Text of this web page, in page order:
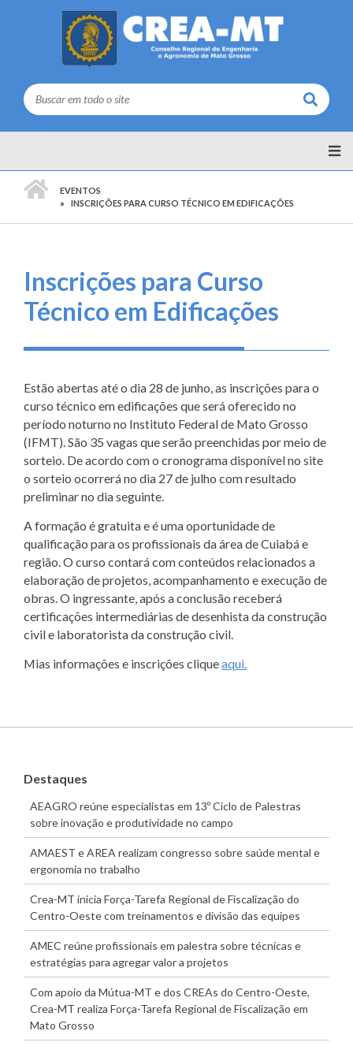
Buscar
EVENTOS
INSCRIÇÕES PARA CURSO TÉCNICO EM EDIFICAÇÕES
Inscrições para Curso
Técnico em Edificações
Estão abertas até o dia 28 de junho, as inscrições para o
curso técnico em edificações que será oferecido no
período noturno no Instituto Federal de Mato Grosso
(IFMT). São 35 vagas que serão preenchidas por meio de
sorteio. De acordo com o cronograma disponível no site
o sorteio ocorrerá no dia 27 de julho com resultado
preliminar no dia seguinte.
A formação é gratuita e é uma oportunidade de
qualificação para os profissionais da área de Cuiabá e
região. O curso contará com conteúdos relacionados a
elaboração de projetos, acompanhamento e execução de
obras. O ingressante, após a conclusão receberá
certificações intermediárias de desenhista da construção
civil e laboratorista da construção civil.
Mias informações e inscrições cliqueaqui.
Destaques
AEAGRO reúne especialistas em 13º Ciclo de Palestras
sobre inovação e produtividade no campo
AMAEST e AREA realizam congresso sobre saúde mental e
ergonomia no trabalho
Crea-MT inicia Força-Tarefa Regional de Fiscalização do
Centro-Oeste com treinamentos e divisão das equipes
AMEC reúne profissionais em palestra sobre técnicas e
estratégias para agregar valor a projetos
Com apoio da Mútua-MT e dos CREAs do Centro-Oeste,
Crea-MT realiza Força-Tarefa Regional de Fiscalização em
Mato Grosso